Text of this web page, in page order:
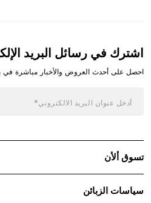
اشترك في رسائل البريد
احصل على أحدث العروض والأخبار مباشرة في
تسوق ألأن
سياسات الزبائن